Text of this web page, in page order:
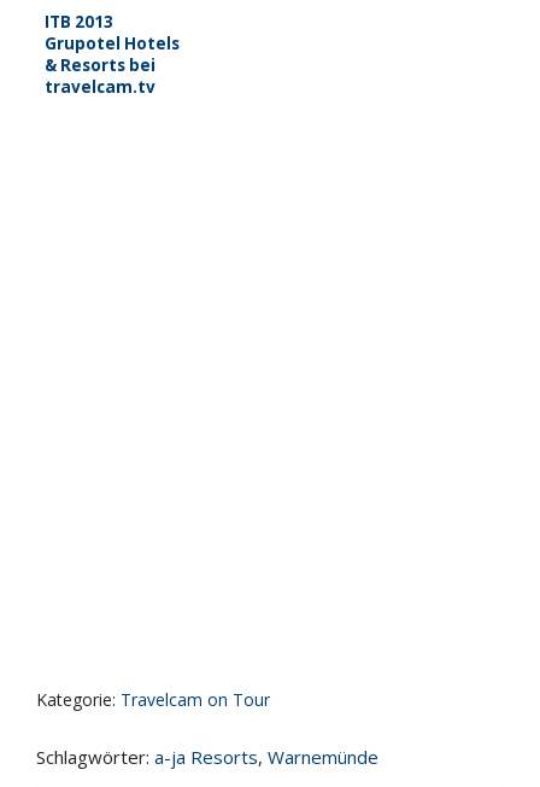
ITB 2013
Grupotel Hotels
& Resorts bei
travelcam.tv
Kategorie: Travelcam on Tour
Schlagwörter: a-ja Resorts, Warnemünde